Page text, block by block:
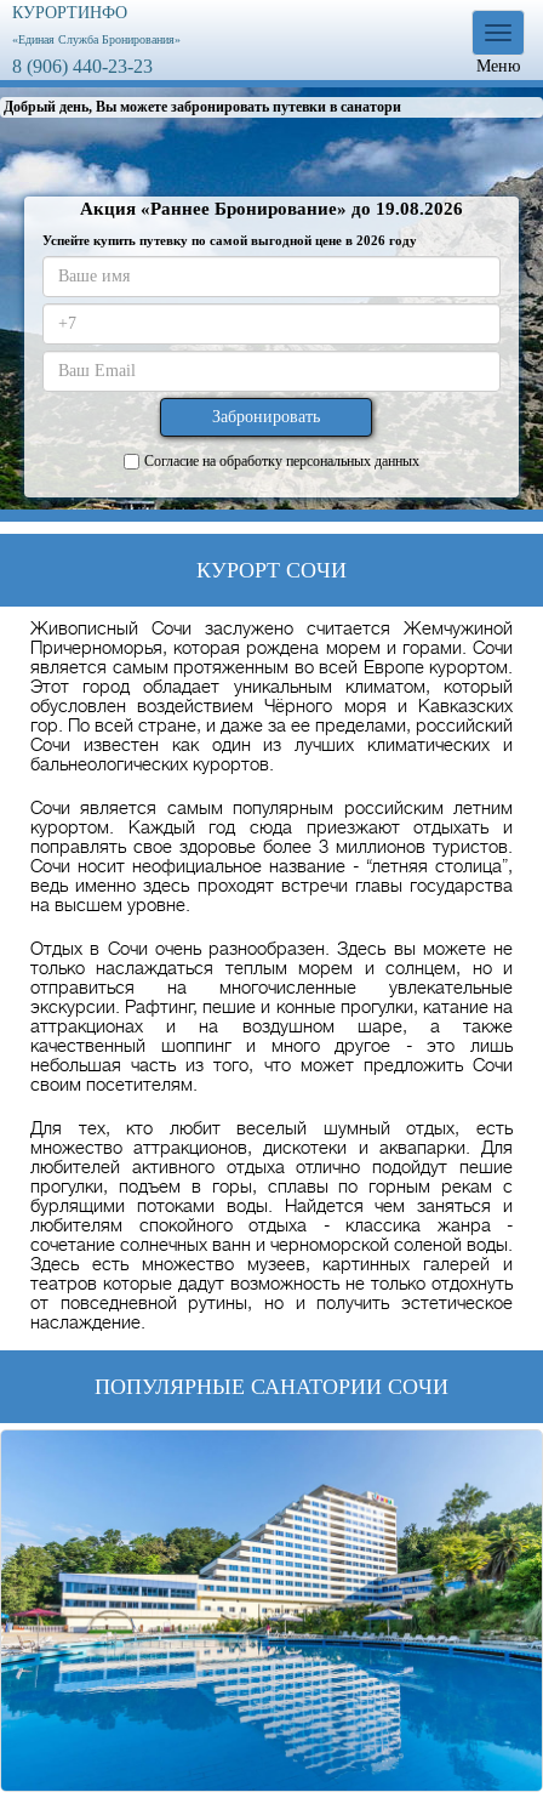
Меню
Меню
КУРОРТИНФО
«Единая Служба Бронирования»
8 (906) 440-23-23
Добрый день, Вы можете забронировать путевки в санатории. Для этого
Акция «Раннее Бронирование» до 19.08.2026
Успейте купить путевку по самой выгодной цене в 2026 году
Согласие на обработку персональных данных
КУРОРТ СОЧИ
Живописный Сочи заслужено считается Жемчужиной
Причерноморья, которая рождена морем и горами. Сочи
является самым протяженным во всей Европе курортом.
Этот город обладает уникальным климатом, который
обусловлен воздействием Чёрного моря и Кавказских
гор. По всей стране, и даже за ее пределами, российский
Сочи известен как один из лучших климатических и
бальнеологических курортов.
Сочи является самым популярным российским летним
курортом. Каждый год сюда приезжают отдыхать и
поправлять свое здоровье более 3 миллионов туристов.
Сочи носит неофициальное название - “летняя столица”,
ведь именно здесь проходят встречи главы государства
на высшем уровне.
Отдых в Сочи очень разнообразен. Здесь вы можете не
только наслаждаться теплым морем и солнцем, но и
отправиться на многочисленные увлекательные
экскурсии. Рафтинг, пешие и конные прогулки, катание на
аттракционах и на воздушном шаре, а также
качественный шоппинг и много другое - это лишь
небольшая часть из того, что может предложить Сочи
своим посетителям.
Для тех, кто любит веселый шумный отдых, есть
множество аттракционов, дискотеки и аквапарки. Для
любителей активного отдыха отлично подойдут пешие
прогулки, подъем в горы, сплавы по горным рекам с
бурлящими потоками воды. Найдется чем заняться и
любителям спокойного отдыха - классика жанра -
сочетание солнечных ванн и черноморской соленой воды.
Здесь есть множество музеев, картинных галерей и
театров которые дадут возможность не только отдохнуть
от повседневной рутины, но и получить эстетическое
наслаждение.
ПОПУЛЯРНЫЕ САНАТОРИИ СОЧИ